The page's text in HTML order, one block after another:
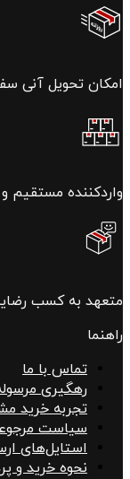
امکان تحویل آنی
واردکننده مستقیم
متعهد به کسب
راهنما
تماس با ما
رهگیری
تجربه خرید
سیاست
استایل‌های
نحوه خرید و